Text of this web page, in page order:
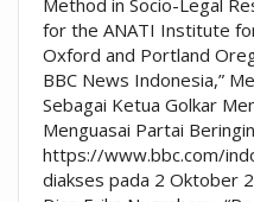
Method in Socio-Legal
for the ANATI Institute
Oxford and Portland
BBC News Indonesia,”
Sebagai Ketua Golkar
Menguasai Partai
https://www.bbc.com/
diakses pada 2 Oktober